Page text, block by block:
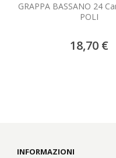
GRAPPA BASSANO 24
POLI
18,70 €
INFORMAZIONI